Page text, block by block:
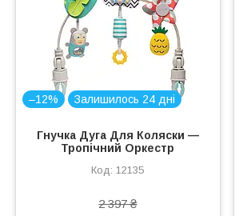
–12% Залишилось 24 дні
Гнучка Дуга Для Коляски —
Тропічний Оркестр
12135
2 397 ₴